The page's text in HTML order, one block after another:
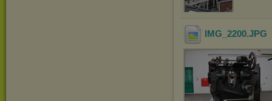
IMG_2200.JPG